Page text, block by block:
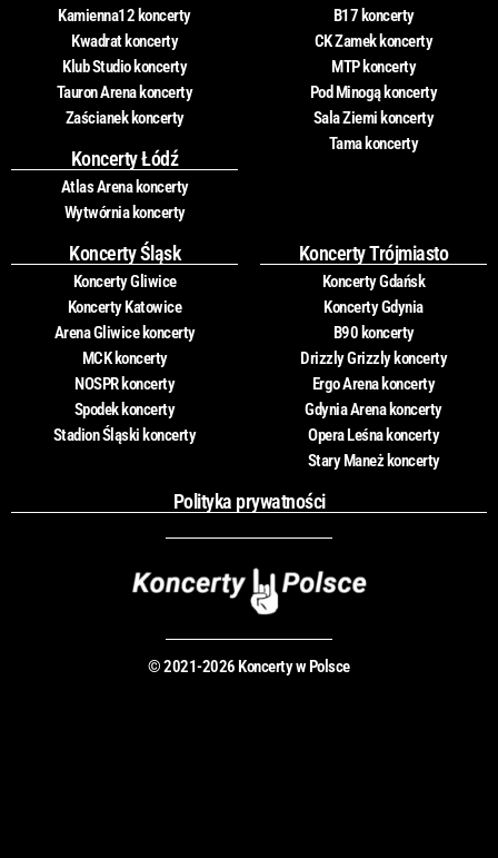
Kamienna12 koncerty
Kwadrat koncerty
Klub Studio koncerty
Tauron Arena koncerty
Zaścianek koncerty
Koncerty Łódź
Atlas Arena koncerty
Wytwórnia koncerty
B17 koncerty
CK Zamek koncerty
MTP koncerty
Pod Minogą koncerty
Sala Ziemi koncerty
Tama koncerty
Koncerty Śląsk
Koncerty Gliwice
Koncerty Katowice
Arena Gliwice koncerty
MCK koncerty
NOSPR koncerty
Spodek koncerty
Stadion Śląski koncerty
Koncerty Trójmiasto
Koncerty Gdańsk
Koncerty Gdynia
B90 koncerty
Drizzly Grizzly koncerty
Ergo Arena koncerty
Gdynia Arena koncerty
Opera Leśna koncerty
Stary Maneż koncerty
Polityka prywatności
© 2021-2026 Koncerty w Polsce